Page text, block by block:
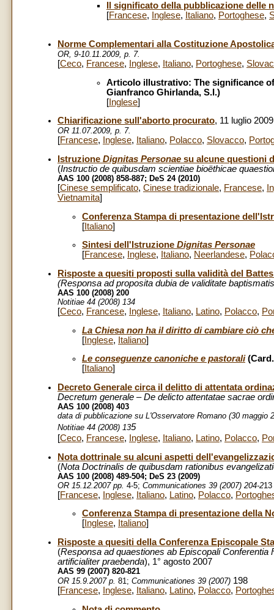
Il significato della pubblicazione delle
[Francese, Inglese, Italiano, Portoghese,
Norme Complementari alla Costituzione
OR, 9-10.11.2009, p. 7.
[Ceco, Francese, Inglese, Italiano, Portoghese,
Articolo illustrativo: The significance
Gianfranco Ghirlanda, S.I.)
[ Inglese]
Chiarificazione sull'aborto procurato, 11 luglio 2009
OR 11.07.2009, p. 7.
[Francese, Inglese, Italiano, Polacco, Slovacco,
Istruzione Dignitas Personae su alcune questioni
(Instructio de quibusdam scientiae bioëthicae
AAS 100 (2008) 858-887; DeS 24 (2010)
[Cinese semplificato, Cinese tradizionale, Francese,
Vietnamita]
Conferenza Stampa di presentazione
[ Italiano]
Sintesi dell'Istruzione Dignitas Personae
[Francese, Inglese, Italiano, Neerlandese,
Risposte a quesiti proposti sulla validità del
(Responsa ad proposita dubia de validitate
AAS 100 (2008) 200
Notitiae 44 (2008) 134
[Ceco, Francese, Inglese, Italiano, Latino, Polacco,
La Chiesa non ha il diritto di cambiare ciò
[ Inglese, Italiano]
Le conseguenze canoniche e pastorali
[ Italiano]
Decreto Generale circa il delitto di attentata
Decretum generale – De delicto attentatae sacrae
AAS 100 (2008) 403
data di pubblicazione su L'Osservatore Romano (30 maggio
Notitiae 44 (2008) 135
[Ceco, Francese, Inglese, Italiano, Latino, Polacco,
Nota dottrinale su alcuni aspetti
(Nota Doctrinalis de quibusdam rationibus
AAS 100 (2008) 489-504; DeS 23 (2009)
OR 15.12.2007 pp. 4-5; Communicationes 39 (2007) 204-213
[Francese, Inglese, Italiano, Latino, Polacco,
Conferenza Stampa di presentazione della
[ Inglese, Italiano]
Risposte a quesiti della Conferenza Episcopale
(Responsa ad quaestiones ab Episcopali
artificialiter praebenda), 1° agosto 2007
AAS 99 (2007) 820-821
OR 15.9.2007 p. 81; Communicationes 39 (2007) 198
[Francese, Inglese, Italiano, Latino, Polacco,